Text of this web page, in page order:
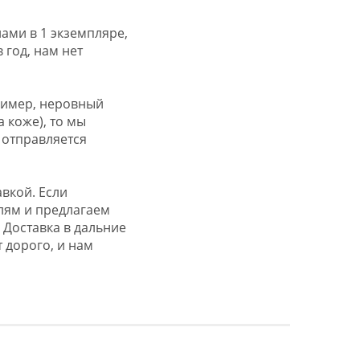
в 1 экземпляре,
год, нам нет
неровный
коже), то мы
Если
и предлагаем
в дальние
дорого, и нам